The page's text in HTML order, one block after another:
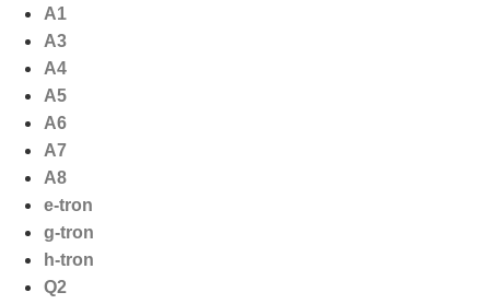
naar
inhoud
A1
A3
A4
A5
A6
A7
A8
e-tron
g-tron
h-tron
Q2